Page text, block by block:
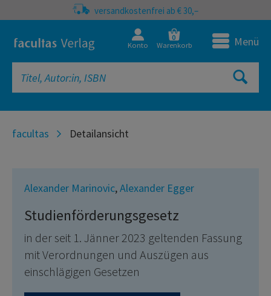
versandkostenfrei ab € 30,–
Konto
0
Warenkorb Menü
facultas Detailansicht
Alexander Marinovic,Alexander Egger
Studienförderungsgesetz
in der seit 1. Jänner 2023 geltenden Fassung
mit Verordnungen und Auszügen aus
einschlägigen Gesetzen